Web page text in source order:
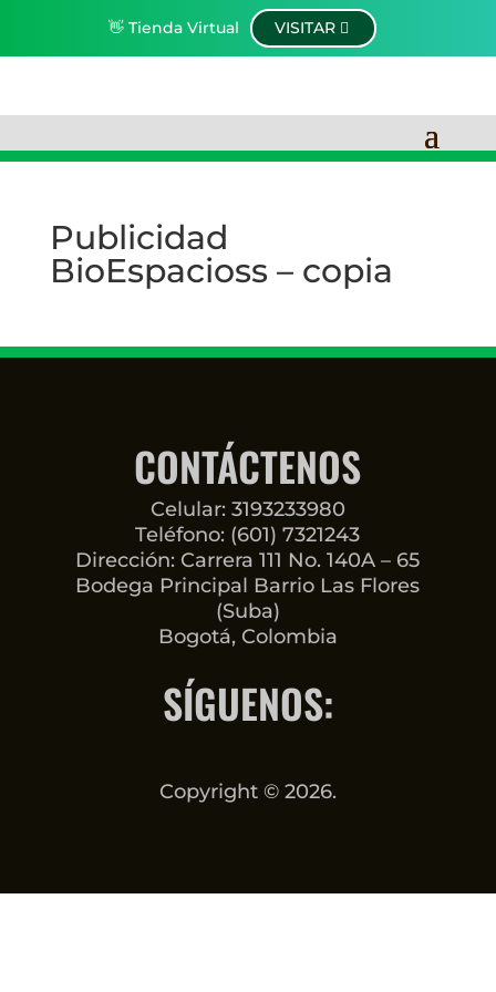
👋 Tienda Virtual VISITAR
Publicidad
BioEspacioss – copia
CONTÁCTENOS
Celular: 3193233980
Teléfono: (601) 7321243
Dirección: Carrera 111 No. 140A – 65
Bodega Principal Barrio Las Flores
(Suba)
Bogotá, Colombia
SÍGUENOS:
Copyright © 2026.